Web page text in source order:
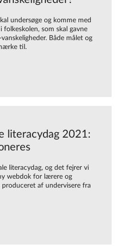
undersøge og komme med
som skal gavne
Både målet og
til.
literacydag 2021:
literacydag, og det fejrer vi
webdok for lærere og
af undervisere fra